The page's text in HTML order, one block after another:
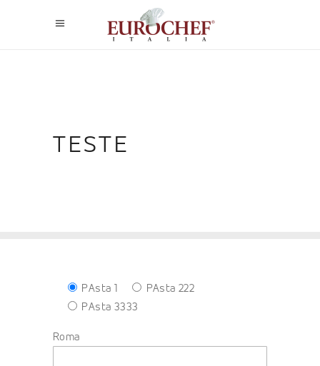
TESTE
PAsta 1
PAsta 222
PAsta 3333
Roma